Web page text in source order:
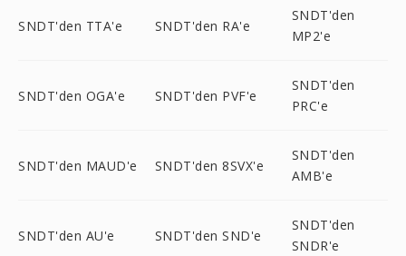
SNDT'den TTA'e SNDT'den RA'e
SNDT'den
MP2'e
SNDT'den OGA'e SNDT'den PVF'e
SNDT'den
PRC'e
SNDT'den MAUD'e SNDT'den 8SVX'e
SNDT'den
AMB'e
SNDT'den AU'e SNDT'den SND'e
SNDT'den
SNDR'e